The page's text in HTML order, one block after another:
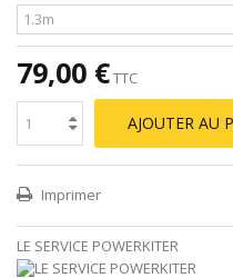
79,00 €TTC
AJOUTER AU
Imprimer
LE SERVICE POWERKITER